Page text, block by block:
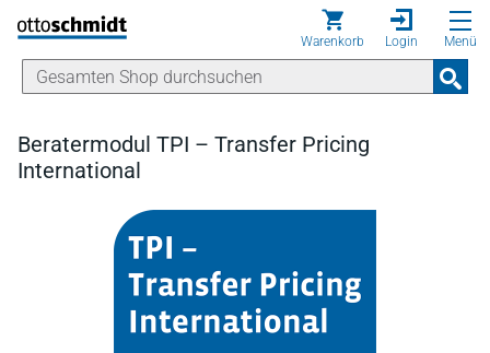
Direkt zum Inhalt
Warenkorb Login Menü
Beratermodul TPI – Transfer Pricing
International